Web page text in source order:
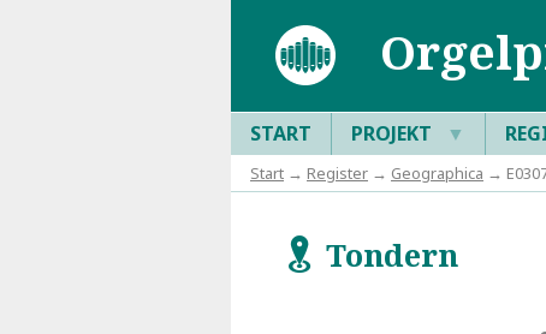
START PROJEKT ▼
Start → Register → Geographica →
fTondern